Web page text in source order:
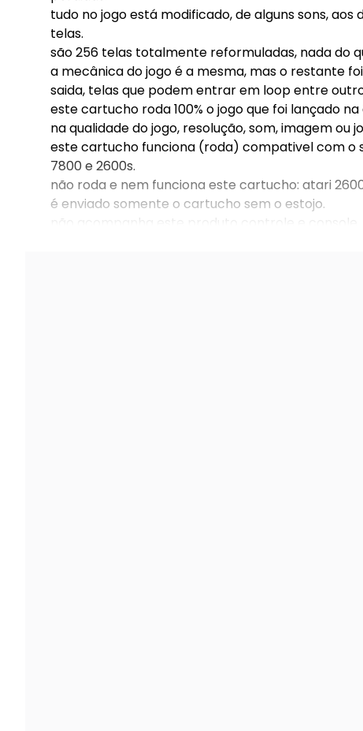
tudo no jogo está modificado, de alguns sons,
telas.
são 256 telas totalmente reformuladas, nada do
a mecânica do jogo é a mesma, mas o restante
saida, telas que podem entrar em loop entre
este cartucho roda 100% o jogo que foi lançado
na qualidade do jogo, resolução, som, imagem
este cartucho funciona (roda) compativel com o
7800 e 2600s.
não roda e nem funciona este cartucho: atari
é enviado somente o cartucho sem o estojo.
não acompanha este produto controle e console.